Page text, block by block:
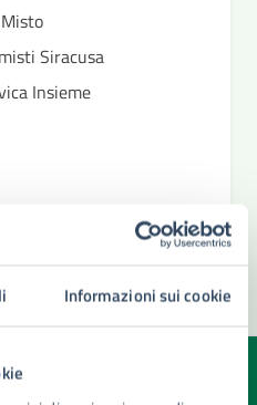
Informazioni sui cookie
Siracusa
Insieme
su questa